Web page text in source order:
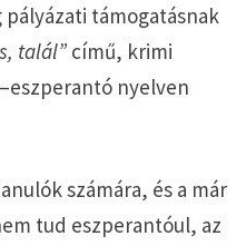
támogatásnak
talál”című, krimi
nyelven
számára, és a már
tud eszperantóul, az